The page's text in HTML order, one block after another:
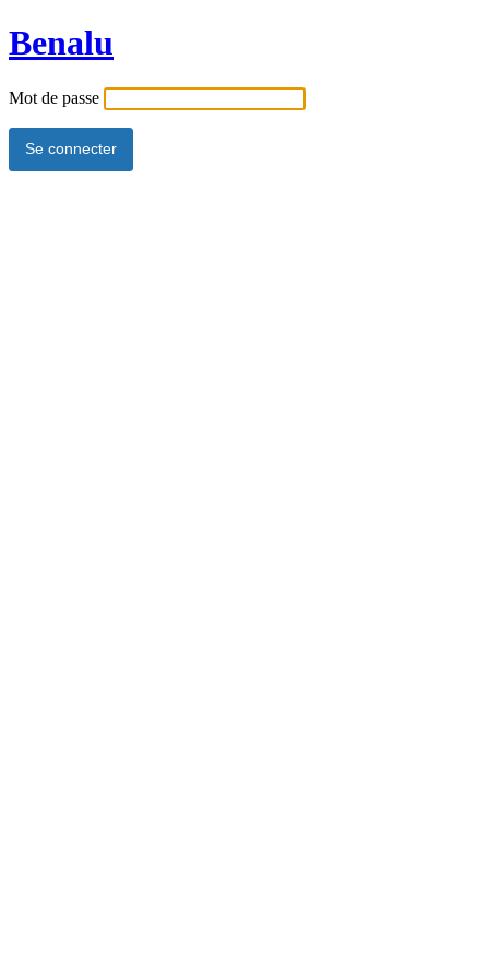
Benalu
Mot de passe